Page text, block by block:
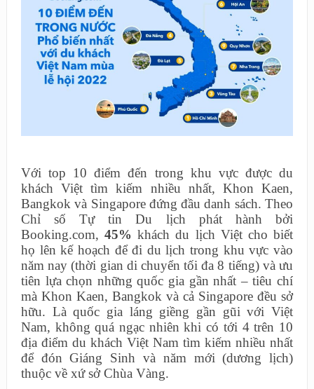
Với top 10 điểm đến trong khu vực được du
khách Việt tìm kiếm nhiều nhất, Khon Kaen,
Bangkok và Singapore đứng đầu danh sách. Theo
Chỉ số Tự tin Du lịch phát hành bởi
Booking.com,45%khách du lịch Việt cho biết
họ lên kế hoạch để đi du lịch trong khu vực vào
năm nay (thời gian di chuyển tối đa 8 tiếng) và ưu
tiên lựa chọn những quốc gia gần nhất – tiêu chí
mà Khon Kaen, Bangkok và cả Singapore đều sở
hữu. Là quốc gia láng giềng gần gũi với Việt
Nam, không quá ngạc nhiên khi có tới 4 trên 10
địa điểm du khách Việt Nam tìm kiếm nhiều nhất
để đón Giáng Sinh và năm mới (dương lịch)
thuộc về xứ sở Chùa Vàng.